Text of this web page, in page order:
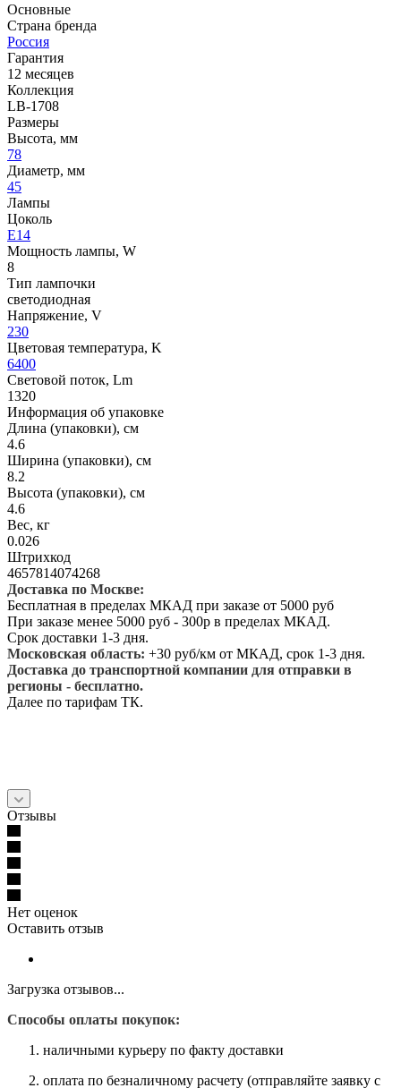
Основные
Страна бренда
Россия
Гарантия
12 месяцев
Коллекция
LB-1708
Размеры
Высота, мм
78
Диаметр, мм
45
Лампы
Цоколь
E14
Мощность лампы, W
8
Тип лампочки
светодиодная
Напряжение, V
230
Цветовая температура, K
6400
Световой поток, Lm
1320
Информация об упаковке
Длина (упаковки), см
4.6
Ширина (упаковки), см
8.2
Высота (упаковки), см
4.6
Вес, кг
0.026
Штрихкод
4657814074268
Доставка по Москве:
Бесплатная в пределах МКАД при заказе от 5000 руб
При заказе менее 5000 руб - 300р в пределах МКАД.
Срок доставки 1-3 дня.
Московская область: +30 руб/км от МКАД, срок 1-3 дня.
Доставка до транспортной компании для отправки в
регионы - бесплатно.
Далее по тарифам ТК.
Отзывы
Нет оценок
Оставить отзыв
Загрузка отзывов...
Способы оплаты покупок:
наличными курьеру по факту доставки
оплата по безналичному расчету (отправляйте заявку с